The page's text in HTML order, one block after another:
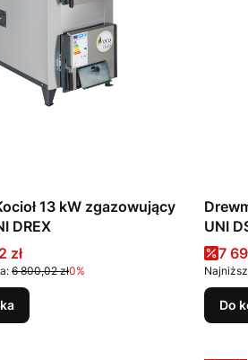
13 kW zgazowujący
DREX
zł
6 800,02 zł0%
7
Do